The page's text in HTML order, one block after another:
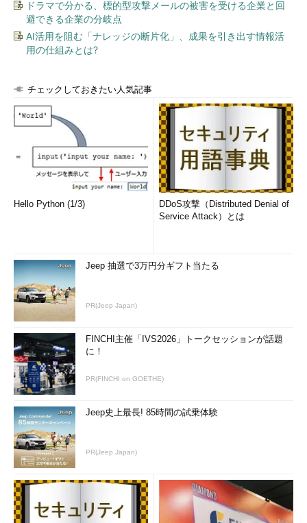
ドラマで分かる、標的型攻撃メールの被害を受ける企業と回
避できる企業の分岐点
AI活用を阻む「ナレッジの断片化」、成果を引き出す情報活
用の仕組みとは?
チェックしておきたい人気記事
Hello Python (1/3)
DDoS攻撃（Distributed Denial of
Service Attack）とは
Jeep 抽選で3万円分ギフト当たる
PR(Jeep Japan)
FINCHI主催「IVS2026」トークセッションが話題
に！
PR(FINCHI on GOETHE)
Jeep史上最長! 85時間の試乗体験
PR(Jeep Japan)